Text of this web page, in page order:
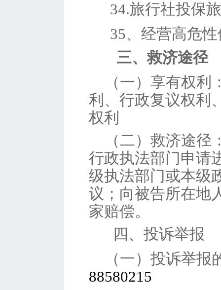
34.旅行社投保
35、经营高危
三、救济途径
（一）享有权利
利、行政复议权利
权利
（二）救济途
行政执法部门申请
级执法部门或本级
议；向被告所在地
家赔偿。
四 、投诉举报
（一）投诉举
88580215